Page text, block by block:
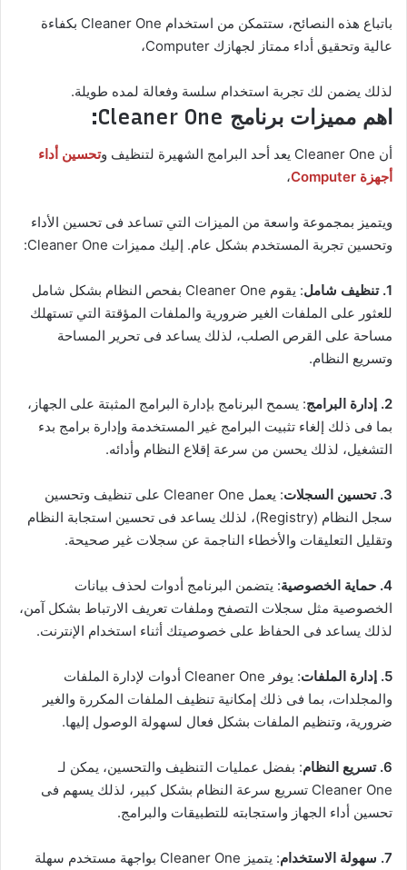
باتباع هذه النصائح، ستتمكن من استخدام Cleaner One بكفاءة
عالية وتحقيق أداء ممتاز لجهازك Computer،
لذلك يضمن لك تجربة استخدام سلسة وفعالة لمده طويلة.
اهم مميزات برنامج Cleaner One:
أن Cleaner One يعد أحد البرامج الشهيرة لتنظيف و
تحسين أداء
أجهزة Computer
،
ويتميز بمجموعة واسعة من الميزات التي تساعد فى تحسين الأداء
وتحسين تجربة المستخدم بشكل عام. إليك مميزات Cleaner One:
1. تنظيف شامل
: يقوم Cleaner One بفحص النظام بشكل شامل
للعثور على الملفات الغير ضرورية والملفات المؤقتة التي تستهلك
مساحة على القرص الصلب، لذلك يساعد فى تحرير المساحة
وتسريع النظام.
2. إدارة البرامج
: يسمح البرنامج بإدارة البرامج المثبتة على الجهاز،
بما فى ذلك إلغاء تثبيت البرامج غير المستخدمة وإدارة برامج بدء
التشغيل، لذلك يحسن من سرعة إقلاع النظام وأدائه.
3. تحسين السجلات
: يعمل Cleaner One على تنظيف وتحسين
سجل النظام (Registry)، لذلك يساعد فى تحسين استجابة النظام
وتقليل التعليقات والأخطاء الناجمة عن سجلات غير صحيحة.
4. حماية الخصوصية
: يتضمن البرنامج أدوات لحذف بيانات
الخصوصية مثل سجلات التصفح وملفات تعريف الارتباط بشكل آمن،
لذلك يساعد فى الحفاظ على خصوصيتك أثناء استخدام الإنترنت.
5. إدارة الملفات
: يوفر Cleaner One أدوات لإدارة الملفات
والمجلدات، بما فى ذلك إمكانية تنظيف الملفات المكررة والغير
ضرورية، وتنظيم الملفات بشكل فعال لسهولة الوصول إليها.
6. تسريع النظام
: بفضل عمليات التنظيف والتحسين، يمكن لـ
Cleaner One تسريع سرعة النظام بشكل كبير، لذلك يسهم فى
تحسين أداء الجهاز واستجابته للتطبيقات والبرامج.
7. سهولة الاستخدام
: يتميز Cleaner One بواجهة مستخدم سهلة